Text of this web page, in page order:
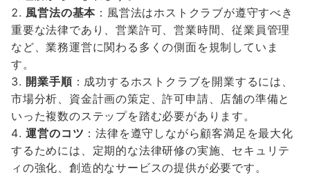
風営法の基本 ：風営法はホストクラブが遵守すべき
重要な法律であり、営業許可、営業時間、従業員管理
など、業務運営に関わる多くの側面を規制していま
す。
開業手順：成功するホストクラブを開業するには、
市場分析、資金計画の策定、許可申請、店舗の準備と
いった複数のステップを踏む必要があります。
運営のコツ ：法律を遵守しながら顧客満足を最大化
するためには、定期的な法律研修の実施、セキュリテ
ィの強化、創造的なサービスの提供が必要です。